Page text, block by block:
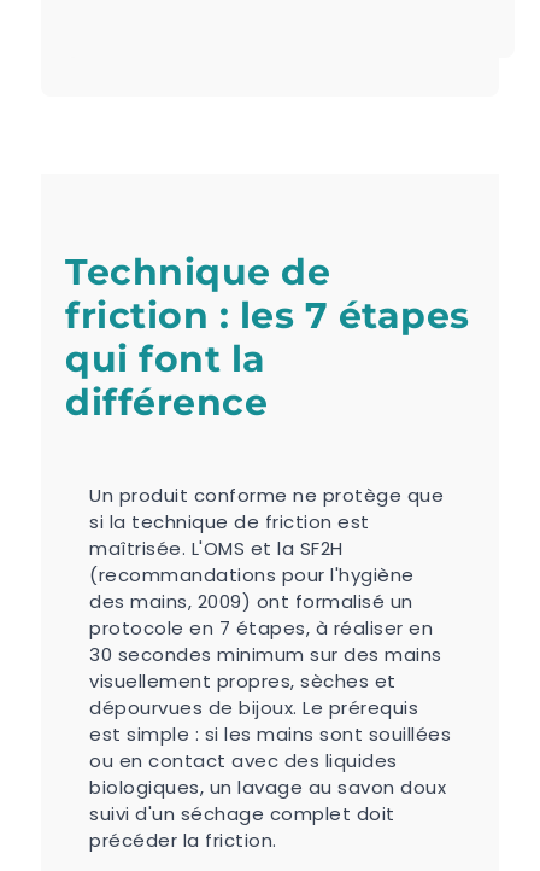
Technique de
friction : les 7 étapes
qui font la
différence
Un produit conforme ne protège que
si la technique de friction est
maîtrisée. L'OMS et la SF2H
(recommandations pour l'hygiène
des mains, 2009) ont formalisé un
protocole en 7 étapes, à réaliser en
30 secondes minimum sur des mains
visuellement propres, sèches et
dépourvues de bijoux. Le prérequis
est simple : si les mains sont souillées
ou en contact avec des liquides
biologiques, un lavage au savon doux
suivi d'un séchage complet doit
précéder la friction.